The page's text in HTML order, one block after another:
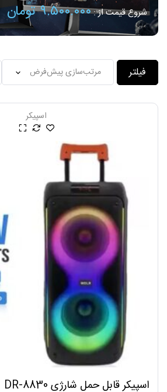
شروع قیمت از :۹.۵۰۰.۰۰۰ تومان
فیلتر
اسپیکر
اسپیکر قابل حمل شارژی DR-8830